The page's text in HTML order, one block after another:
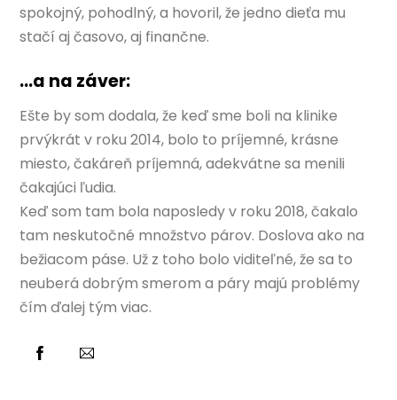
spokojný, pohodlný, a hovoril, že jedno dieťa mu
stačí aj časovo, aj finančne.
…a na záver:
Ešte by som dodala, že keď sme boli na klinike
prvýkrát v roku 2014, bolo to príjemné, krásne
miesto, čakáreň príjemná, adekvátne sa menili
čakajúci ľudia.
Keď som tam bola naposledy v roku 2018, čakalo
tam neskutočné množstvo párov. Doslova ako na
bežiacom páse. Už z toho bolo viditeľné, že sa to
neuberá dobrým smerom a páry majú problémy
čím ďalej tým viac.